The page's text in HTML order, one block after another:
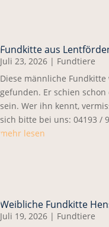
Fundkitte aus
Juli 23, 2026 | Fundtiere
Diese männliche
gefunden. Er schien
sein. Wer ihn kennt,
sich bitte bei uns: 04193 /
mehr lesen
Weibliche Fundkitte
Juli 19, 2026 | Fundtiere